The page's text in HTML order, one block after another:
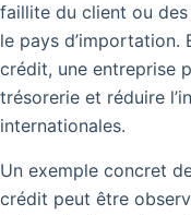
faillite du client ou
le pays d’importation.
crédit, une entreprise
trésorerie et réduire
internationales.
Un exemple concret
crédit peut être